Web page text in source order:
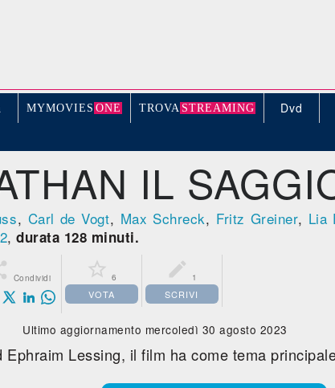
MYMOVIE S ONE TROVA STREAMING Dvd
IL
, Carl de Vogt, Max Schreck, Fritz Greiner, Lia
, durata 128 minuti.
Condividi  6
VOTA
 1
SCRIVI
Ultimo aggiornamento mercoledì 30 agosto 2023
Ephraim Lessing, il film ha come tema